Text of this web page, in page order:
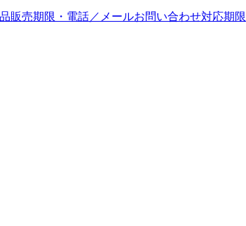
販売期限・電話／メールお問い合わせ対応期限